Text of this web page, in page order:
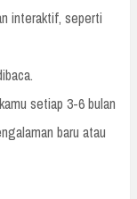
interaktif, seperti
setiap 3-6 bulan
baru atau